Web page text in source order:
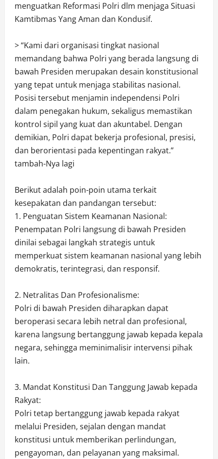
menguatkan Reformasi Polri dlm menjaga Situasi
Kamtibmas Yang Aman dan Kondusif.
> “Kami dari organisasi tingkat nasional
memandang bahwa Polri yang berada langsung di
bawah Presiden merupakan desain konstitusional
yang tepat untuk menjaga stabilitas nasional.
Posisi tersebut menjamin independensi Polri
dalam penegakan hukum, sekaligus memastikan
kontrol sipil yang kuat dan akuntabel. Dengan
demikian, Polri dapat bekerja profesional, presisi,
dan berorientasi pada kepentingan rakyat.”
tambah-Nya lagi
Berikut adalah poin-poin utama terkait
kesepakatan dan pandangan tersebut:
1. Penguatan Sistem Keamanan Nasional:
Penempatan Polri langsung di bawah Presiden
dinilai sebagai langkah strategis untuk
memperkuat sistem keamanan nasional yang lebih
demokratis, terintegrasi, dan responsif.
2. Netralitas Dan Profesionalisme:
Polri di bawah Presiden diharapkan dapat
beroperasi secara lebih netral dan profesional,
karena langsung bertanggung jawab kepada kepala
negara, sehingga meminimalisir intervensi pihak
lain.
3. Mandat Konstitusi Dan Tanggung Jawab kepada
Rakyat:
Polri tetap bertanggung jawab kepada rakyat
melalui Presiden, sejalan dengan mandat
konstitusi untuk memberikan perlindungan,
pengayoman, dan pelayanan yang maksimal.